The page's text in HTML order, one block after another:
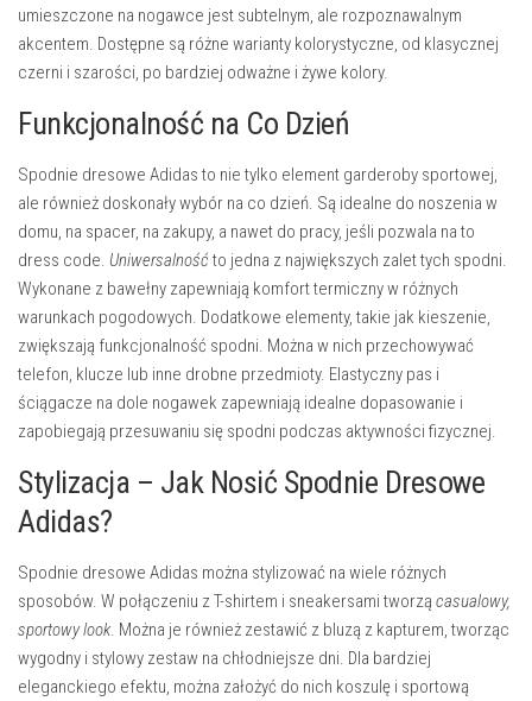
umieszczone na nogawce jest subtelnym, ale rozpoznawalnym
akcentem. Dostępne są różne warianty kolorystyczne, od klasycznej
czerni i szarości, po bardziej odważne i żywe kolory.
Funkcjonalność na Co Dzień
Spodnie dresowe Adidas to nie tylko element garderoby sportowej,
ale również doskonały wybór na co dzień. Są idealne do noszenia w
domu, na spacer, na zakupy, a nawet do pracy, jeśli pozwala na to
dress code. Uniwersalność to jedna z największych zalet tych spodni.
Wykonane z bawełny zapewniają komfort termiczny w różnych
warunkach pogodowych. Dodatkowe elementy, takie jak kieszenie,
zwiększają funkcjonalność spodni. Można w nich przechowywać
telefon, klucze lub inne drobne przedmioty. Elastyczny pas i
ściągacze na dole nogawek zapewniają idealne dopasowanie i
zapobiegają przesuwaniu się spodni podczas aktywności fizycznej.
Stylizacja – Jak Nosić Spodnie Dresowe
Adidas?
Spodnie dresowe Adidas można stylizować na wiele różnych
sposobów. W połączeniu z T-shirtem i sneakersami tworzą casualowy,
sportowy look. Można je również zestawić z bluzą z kapturem, tworząc
wygodny i stylowy zestaw na chłodniejsze dni. Dla bardziej
eleganckiego efektu, można założyć do nich koszulę i sportową